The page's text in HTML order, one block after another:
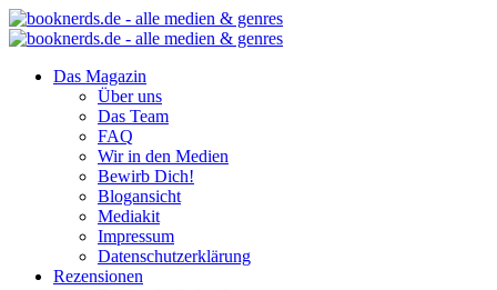
Das Magazin
Über uns
Das Team
FAQ
Wir in den Medien
Bewirb Dich!
Blogansicht
Mediakit
Impressum
Datenschutzerklärung
Rezensionen